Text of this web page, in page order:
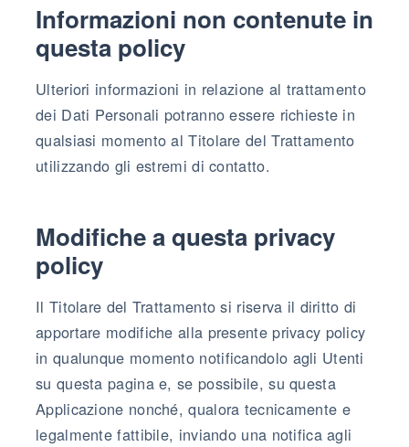
Informazioni non contenute in
questa policy
Ulteriori informazioni in relazione al trattamento
dei Dati Personali potranno essere richieste in
qualsiasi momento al Titolare del Trattamento
utilizzando gli estremi di contatto.
Modifiche a questa privacy
policy
Il Titolare del Trattamento si riserva il diritto di
apportare modifiche alla presente privacy policy
in qualunque momento notificandolo agli Utenti
su questa pagina e, se possibile, su questa
Applicazione nonché, qualora tecnicamente e
legalmente fattibile, inviando una notifica agli